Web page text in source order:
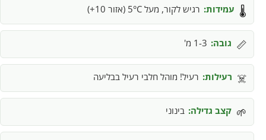
🌡️ עמידות: רגיש לקור, מעל 5°C (אזור 10+)
📏 גובה: 1-3 מ'
☠️ רעילות: רעיל! מוהל חלבי רעיל בבליעה
🌱 קצב גדילה: בינוני